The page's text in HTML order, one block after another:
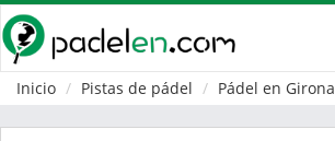
Inicio
Pistas de pádel Pádel en Girona